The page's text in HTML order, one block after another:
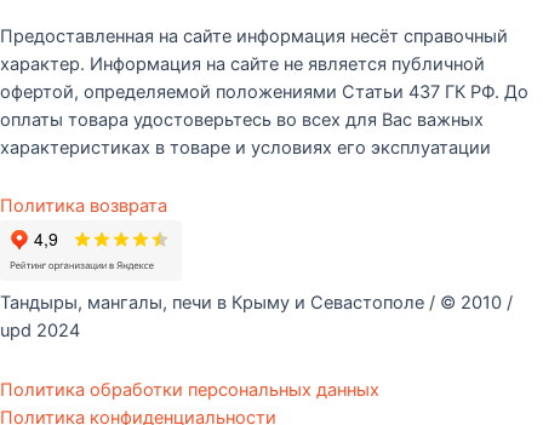
Предоставленная на сайте информация несёт справочный
характер. Информация на сайте не является публичной
офертой, определяемой положениями Статьи 437 ГК РФ. До
оплаты товара удостоверьтесь во всех для Вас важных
характеристиках в товаре и условиях его эксплуатации
Политика возврата
Тандыры, мангалы, печи в Крыму и Севастополе / © 2010 /
upd 2024
Политика обработки персональных данных
Политика конфиденциальности